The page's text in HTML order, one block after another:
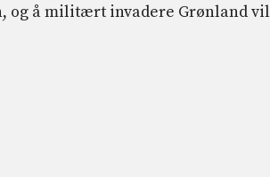
og å militært invadere Grønland vil